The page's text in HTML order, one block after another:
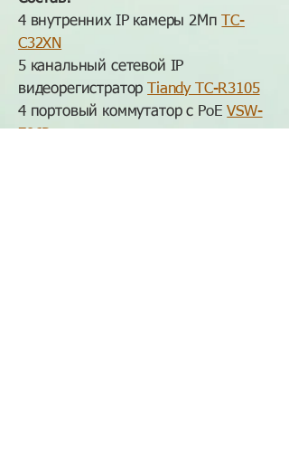
4 внутренних IP камеры 2Мп
TC-
C32XN
5 канальный сетевой IP
видеорегистратор
Tiandy TC-R3105
4 портовый коммутатор с PoEVSW-